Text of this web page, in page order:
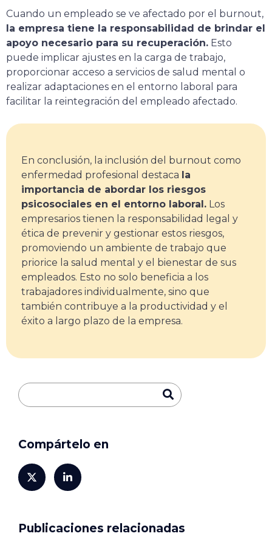
Cuando un empleado se ve afectado por el burnout,
la empresa tiene la responsabilidad de brindar el
apoyo necesario para su recuperación. Esto
puede implicar ajustes en la carga de trabajo,
proporcionar acceso a servicios de salud mental o
realizar adaptaciones en el entorno laboral para
facilitar la reintegración del empleado afectado.
En conclusión, la inclusión del burnout como
enfermedad profesional destaca la
importancia de abordar los riesgos
psicosociales en el entorno laboral. Los
empresarios tienen la responsabilidad legal y
ética de prevenir y gestionar estos riesgos,
promoviendo un ambiente de trabajo que
priorice la salud mental y el bienestar de sus
empleados. Esto no solo beneficia a los
trabajadores individualmente, sino que
también contribuye a la productividad y el
éxito a largo plazo de la empresa.
Compártelo en
Publicaciones relacionadas